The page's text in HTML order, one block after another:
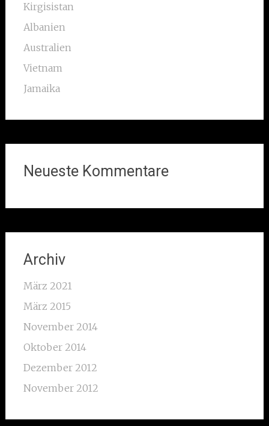
Kirgisistan
Albanien
Australien
Vietnam
Jamaika
Neueste Kommentare
Archiv
März 2021
März 2015
November 2014
Oktober 2014
Dezember 2012
November 2012